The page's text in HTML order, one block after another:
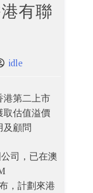
有聯
idle
港第二上市
取估值溢價
及顧問
司，已在澳
，計劃來港